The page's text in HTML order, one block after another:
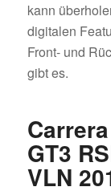
kann
digitalen
Front- und
gibt es.
GT3
VLN